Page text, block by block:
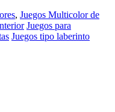
, Juegos Multicolor de
Juegos para
Juegos tipo laberinto